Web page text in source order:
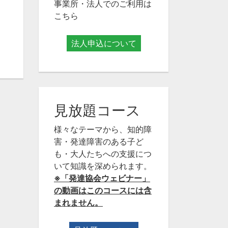
事業所・法人でのご利用は
こちら
法人申込について
見放題コース
様々なテーマから、知的障
害・発達障害のある子ど
も・大人たちへの支援につ
いて知識を深められます。
※「発達協会ウェビナー」
の動画はこのコースには含
まれません。